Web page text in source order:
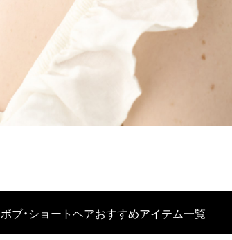
ボブ・ショートヘアおすすめアイテム一覧